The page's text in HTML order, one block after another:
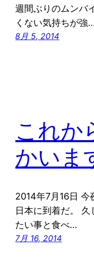
週間ぶりのムンバ
くない気持ちが強
8月 5, 2014
これか
かいま
2014年7月16日 今
日本に到着だ。
たい事と食べ…
7月 16, 2014